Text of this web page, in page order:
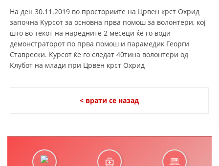
ЗАКОН ЗА ЦКРМ
СТАТУТ НА ЦКРМ
ОРГАНИЗАЦИЈА И РАЗВОЈ
СТРУКТУРА И ОРГАНИЗАЦИОНА ПОСТАВЕНОСТ
На ден 30.11.2019 во просториите на Црвен крст Охрид
започна Kурсот за основна прва помош за волонтери, кој
што во текот на наредните 2 месеци ќе го води
демонстраторот по прва помош и парамедик Георги
Ставрески. Курсот ќе го следат 40тина волонтери од
Клубот на млади при Црвен крст Охрид
< врати се назад